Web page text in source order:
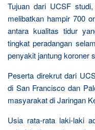
Tujuan dari UCSF
melibatkan hampir 700
antara kualitas tidur
tingkat peradangan
penyakit jantung koroner
Peserta direkrut dari
di San Francisco dan
masyarakat di Jaringan
Usia rata-rata laki-laki